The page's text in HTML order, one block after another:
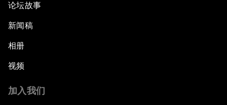
论坛故事
新闻稿
相册
视频
加入我们